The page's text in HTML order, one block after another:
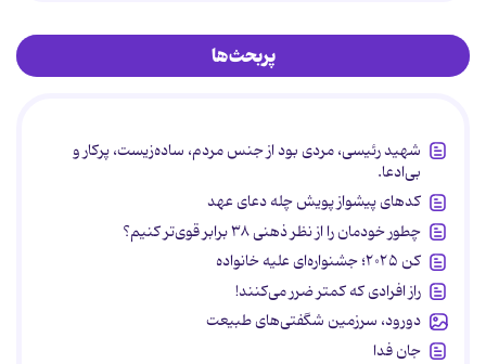
پربحث‌ها
شهید رئیسی، مردی بود از جنس مردم، ساده‌زیست، پرکار و
بی‌ادعا.
کدهای پیشواز پویش چله دعای عهد
چطور خودمان را از نظر ذهنی ۳۸ برابر قوی‌تر کنیم؟
کن ۲۰۲۵؛ جشنواره‌ای علیه خانواده
راز افرادی که کمتر ضرر می‌کنند!
دورود، سرزمین شگفتی‌های طبیعت
جان فدا